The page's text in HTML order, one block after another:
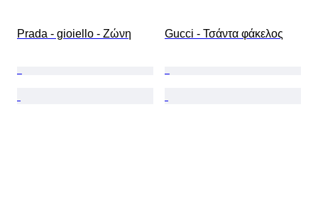
Prada - gioiello - Ζώνη Gucci - Τσάντα φάκελος